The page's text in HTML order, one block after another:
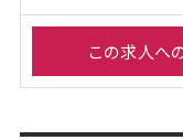
この求人へ